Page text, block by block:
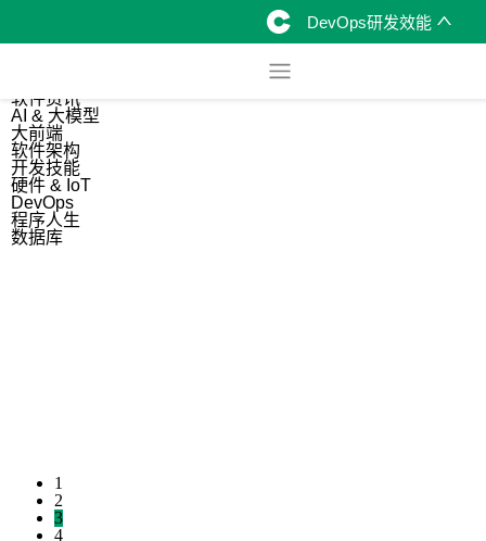
DevOps研发效能
软件资讯
AI & 大模型
大前端
软件架构
开发技能
硬件 & IoT
DevOps
程序人生
数据库
1
2
3
4